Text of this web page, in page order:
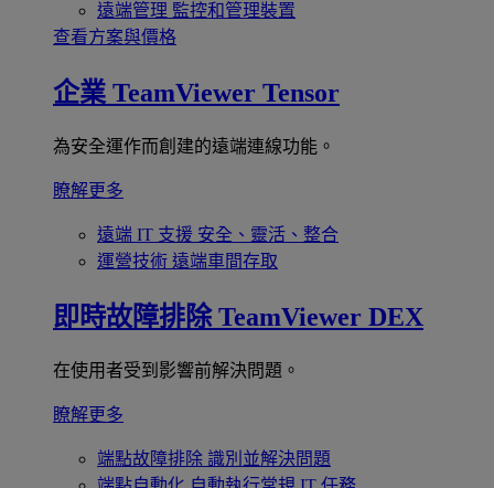
遠端管理 監控和管理裝置
查看方案與價格
企業 TeamViewer Tensor
為安全運作而創建的遠端連線功能。
瞭解更多
遠端 IT 支援 安全、靈活、整合
運營技術 遠端車間存取
即時故障排除 TeamViewer DEX
在使用者受到影響前解決問題。
瞭解更多
端點故障排除 識別並解決問題